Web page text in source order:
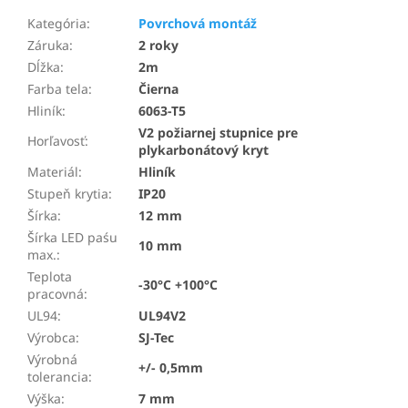
Kategória:
Povrchová montáž
Záruka:
2 roky
Dĺžka:
2m
Farba tela:
Čierna
Hliník:
6063-T5
Horľavosť:
V2 požiarnej stupnice pre
plykarbonátový kryt
Materiál:
Hliník
Stupeň krytia:
IP20
Šírka:
12 mm
Šírka LED paśu
max.:
10 mm
Teplota
pracovná:
-30°C +100°C
UL94:
UL94V2
Výrobca:
SJ-Tec
Výrobná
tolerancia:
+/- 0,5mm
Výška:
7 mm